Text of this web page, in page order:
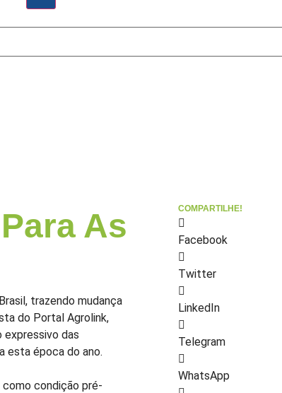
As
trazendo mudança
do Portal Agrolink,
expressivo das
esta época do ano.
condição pré-
COMPARTILHE!
Facebook
Twitter
LinkedIn
Telegram
WhatsApp